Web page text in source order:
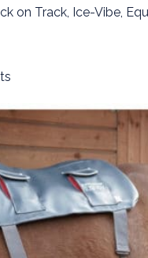
on Track, Ice-Vibe,